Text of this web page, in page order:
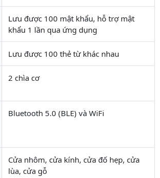
Lưu được 100 mật khẩu, hỗ trợ mật
khẩu 1 lần qua ứng dụng
Lưu được 100 thẻ từ khác nhau
2 chìa cơ
Bluetooth 5.0 (BLE) và WiFi
Cửa nhôm, cửa kính, cửa đố hẹp, cửa
lùa, cửa gỗ